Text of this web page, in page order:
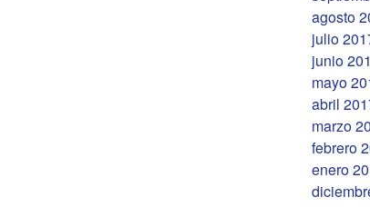
agosto
julio
junio
mayo
abril
marzo
febrero
enero